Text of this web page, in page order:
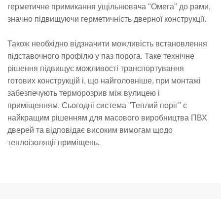
герметичне примикання ущільнювача "Омега" до рами,
значно підвищуючи герметичність дверної конструкції.
Також необхідно відзначити можливість встановлення
підставочного профілю у паз порога. Таке технічне
рішення підвищує можливості транспортування
готових конструкцій і, що найголовніше, при монтажі
забезпечують терморозрив між вулицею і
приміщенням. Сьогодні система "Теплий поріг" є
найкращим рішенням для масового виробництва ПВХ
дверей та відповідає високим вимогам щодо
теплоізоляції приміщень.